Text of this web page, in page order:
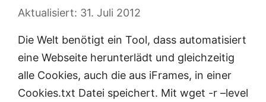
31. Juli 2012
Die Welt benötigt ein Tool, dass automatisiert
eine Webseite herunterlädt und gleichzeitig
alle Cookies, auch die aus iFrames, in einer
Cookies.txt Datei speichert. Mit wget -r –level